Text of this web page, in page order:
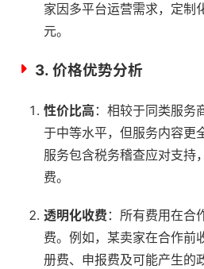
家因多平台运营需求，定制
元。
3. 价格优势分析
性价比高 ：相较于同类服务
于中等水平，但服务内容更
服务包含税务稽查应对支持
费。
透明化收费 ：所有费用在合
费。例如，某卖家在合作前
册费、申报费及可能产生的